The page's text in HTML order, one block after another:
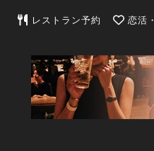
東京カレンダー | 最新のグ
レストラン予約 恋活